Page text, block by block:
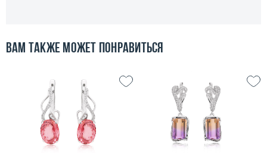
Вам также может понравиться